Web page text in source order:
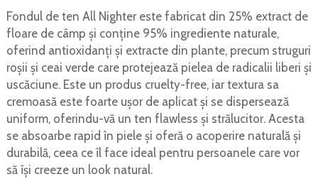
Fondul de ten All Nighter este fabricat din 25% extract de
floare de câmp și conține 95% ingrediente naturale,
oferind antioxidanți și extracte din plante, precum struguri
roșii și ceai verde care protejează pielea de radicalii liberi și
uscăciune. Este un produs cruelty-free, iar textura sa
cremoasă este foarte ușor de aplicat și se dispersează
uniform, oferindu-vă un ten flawless și strălucitor. Acesta
se absoarbe rapid în piele și oferă o acoperire naturală și
durabilă, ceea ce îl face ideal pentru persoanele care vor
să își creeze un look natural.